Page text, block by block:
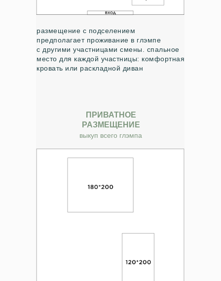
ПРИВАТНОЕ
РАЗМЕЩЕНИЕ
выкуп всего глэмпа
размещение с подселением
предполагает проживание в глэмпе
с другими участницами смены. спальное
место для каждой участницы: комфортная
кровать или раскладной диван